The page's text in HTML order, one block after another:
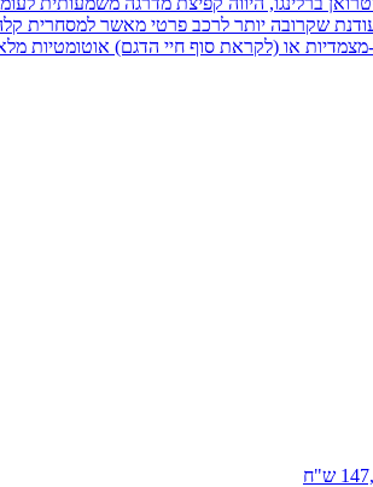
מצמדיות או (לקראת סוף חיי הדגם)